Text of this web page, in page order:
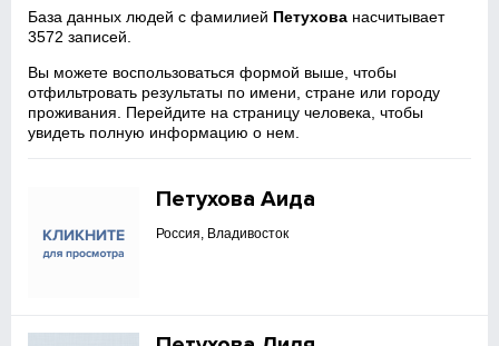
База данных людей с фамилией Петухова насчитывает
3572 записей.
Вы можете воспользоваться формой выше, чтобы
отфильтровать результаты по имени, стране или городу
проживания. Перейдите на страницу человека, чтобы
увидеть полную информацию о нем.
Петухова Аида
Россия, Владивосток